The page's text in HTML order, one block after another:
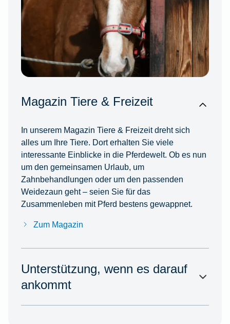
Magazin Tiere & Freizeit
In unserem Magazin Tiere & Freizeit dreht sich
alles um Ihre Tiere. Dort erhalten Sie viele
interessante Einblicke in die Pferdewelt. Ob es nun
um den gemeinsamen Urlaub, um
Zahnbehandlungen oder um den passenden
Weidezaun geht – seien Sie für das
Zusammenleben mit Pferd bestens gewappnet.
Zum Magazin
Unterstützung, wenn es darauf
ankommt